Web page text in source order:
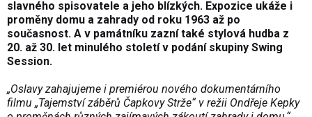
slavného spisovatele a jeho blízkých. Expozice ukáže i
proměny domu a zahrady od roku 1963 až po
současnost. A v památníku zazní také stylová hudba z
20. až 30. let minulého století v podání skupiny Swing
Session.
„Oslavy zahajujeme i premiérou nového dokumentárního
filmu „Tajemství záběrů Čapkovy Strže“ v režii Ondřeje Kepky